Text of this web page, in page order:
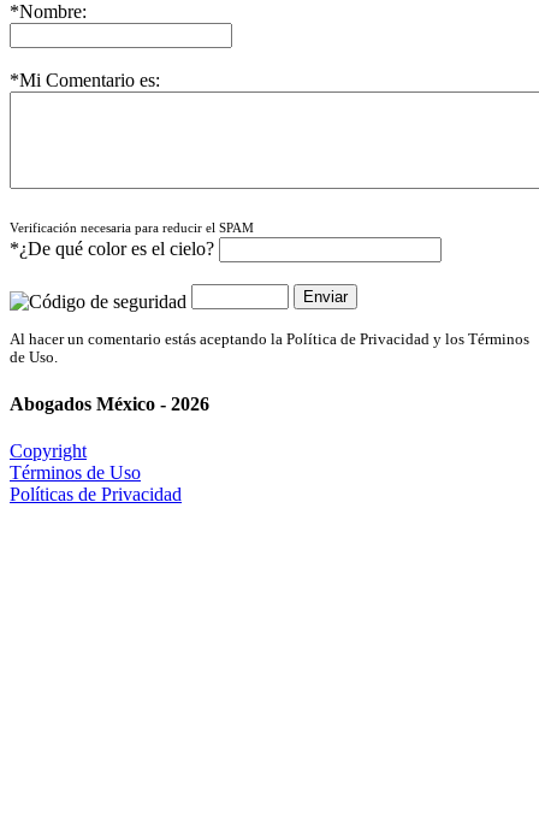
*Nombre:
*Mi Comentario es:
Verificación necesaria para reducir el SPAM
*¿De qué color es el cielo?
Al hacer un comentario estás aceptando la Política de Privacidad y los Términos
de Uso.
Abogados México - 2026
Copyright
Términos de Uso
Políticas de Privacidad